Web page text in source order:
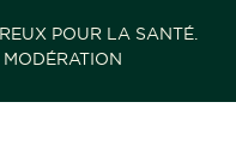
POUR LA SANTÉ.